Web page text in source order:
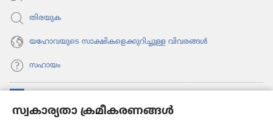
സ്വകാര്യതാ ക്രമീകരണങ്ങൾ
തിരയുക
യഹോവയുടെ സാക്ഷികളെക്കുറിച്ചുള്ള വിവരങ്ങൾ
സഹായം
പേജ്